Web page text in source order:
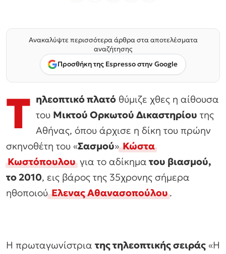
Ανακαλύψτε περισσότερα άρθρα στα αποτελέσματα
αναζήτησης
Προσθήκη της Espresso στην Google
Τ ηλεοπτικό πλατό θύμιζε χθες η αίθουσα
του Μικτού Ορκωτού Δικαστηρίου της
Αθήνας, όπου άρχισε η δίκη του πρώην
σκηνοθέτη του «Σασμού» Κώστα
Κωστόπουλουγια το αδίκημα του βιασμού,
το 2010, εις βάρος της 35χρονης σήμερα
ηθοποιούΕλενας Αθανασοπούλου.
Η πρωταγωνίστρια της τηλεοπτικής σειράς «Η